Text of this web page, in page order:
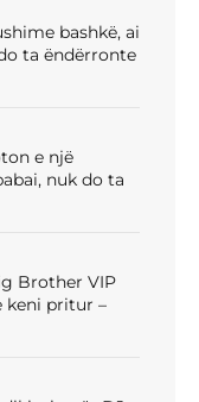
bashkë, ai
ta ëndërronte
e një
nuk do ta
Brother VIP
keni pritur –